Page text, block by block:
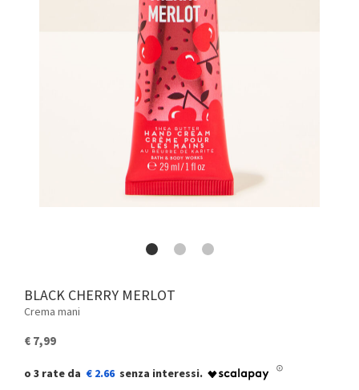
BLACK CHERRY MERLOT
Crema mani
€ 7,99
€ 2.66